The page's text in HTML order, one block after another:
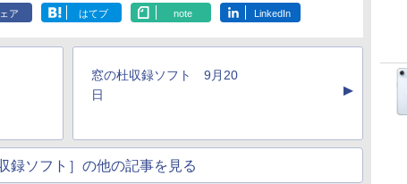
ア はてブ note LinkedIn
窓の杜収録ソフト 9月20
日
▲
録ソフト］の他の記事を見る